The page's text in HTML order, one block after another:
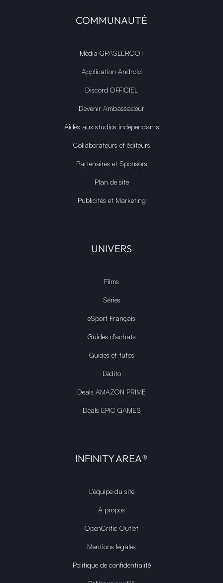
COMMUNAUTÉ
Média GPASLEROOT
Application Android
Discord OFFICIEL
Devenir Ambassadeur
Aides aux studios indépendants
Collaborateurs et éditeurs
Partenaires et Sponsors
Plan de site
Publicités et Marketing
UNIVERS
Films
Séries
eSport Français
Guides d’achats
Guides et tutos
L'édito
Deals AMAZON PRIME
Deals EPIC GAMES
INFINITY AREA®
L'équipe du site
À propos
OpenCritic Outlet
Mentions légales
Politique de confidentialité